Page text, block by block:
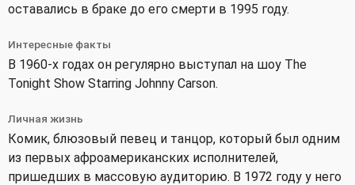
оставались в браке до его смерти в 1995 году.
Интересные факты
В 1960-х годах он регулярно выступал на шоу The
Tonight Show Starring Johnny Carson.
Личная жизнь
Комик, блюзовый певец и танцор, который был одним
из первых афроамериканских исполнителей,
пришедших в массовую аудиторию. В 1972 году у него